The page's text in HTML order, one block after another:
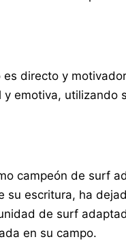
directo y
emotiva, utilizando
campeón de surf
su escritura, ha
de surf
en su campo.